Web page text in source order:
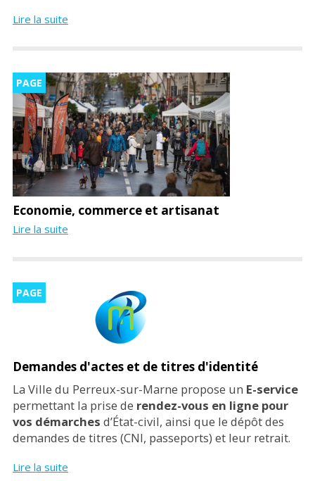
Lire la suite
PAGE
Economie, commerce et artisanat
Lire la suite
PAGE
Demandes d'actes et de titres d'identité
La Ville du Perreux-sur-Marne propose un E-service
permettant la prise de rendez-vous en ligne pour
vos démarches d’État-civil, ainsi que le dépôt des
demandes de titres (CNI, passeports) et leur retrait.
Lire la suite